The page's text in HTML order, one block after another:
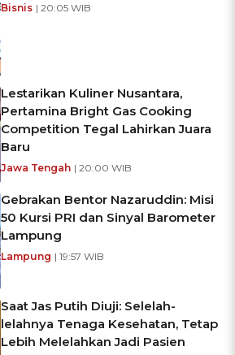
Bisnis | 20:05 WIB
Lestarikan Kuliner Nusantara,
Pertamina Bright Gas Cooking
Competition Tegal Lahirkan Juara
Baru
Jawa Tengah | 20:00 WIB
Gebrakan Bentor Nazaruddin: Misi
50 Kursi PRI dan Sinyal Barometer
Lampung
Lampung | 19:57 WIB
Saat Jas Putih Diuji: Selelah-
lelahnya Tenaga Kesehatan, Tetap
Lebih Melelahkan Jadi Pasien